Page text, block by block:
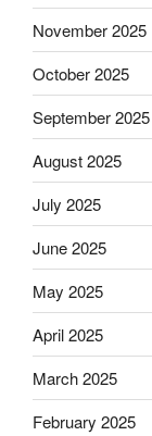
November 2025
October 2025
September 2025
August 2025
July 2025
June 2025
May 2025
April 2025
March 2025
February 2025